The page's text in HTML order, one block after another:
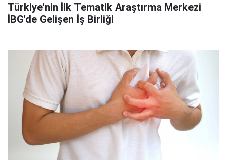
Türkiye'nin İlk Tematik Araştırma Merkezi
İBG'de Gelişen İş Birliği